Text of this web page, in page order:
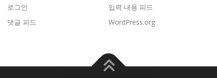
로그인
입력 내용 피드
댓글 피드
WordPress.org